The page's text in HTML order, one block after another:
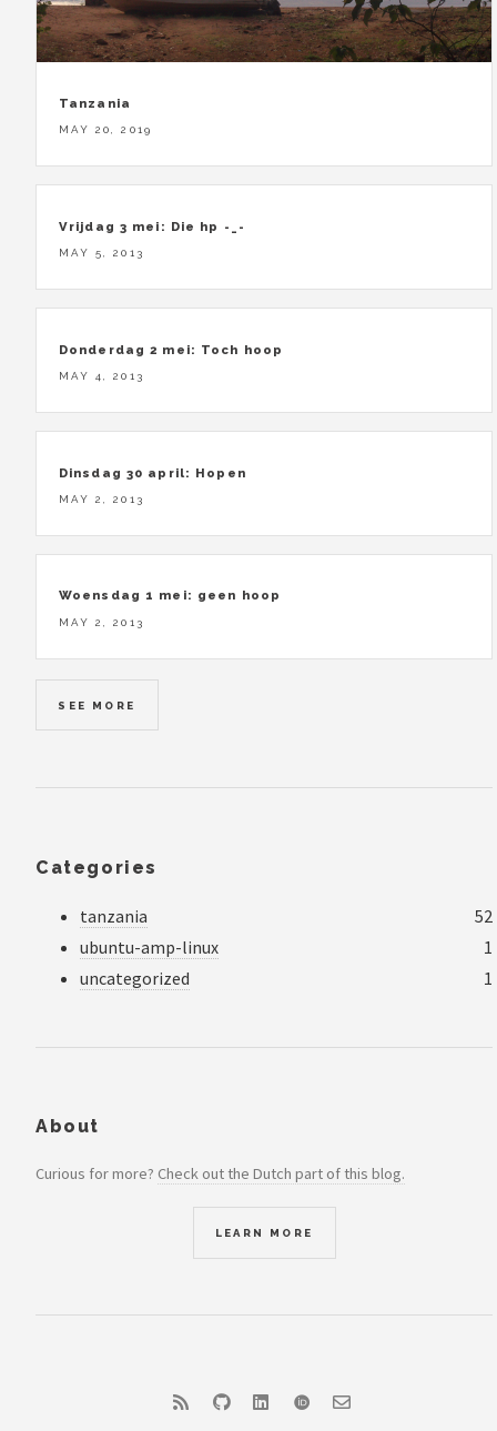
Tanzania
MAY 20, 2019
Vrijdag 3 mei: Die hp -_-
MAY 5, 2013
Donderdag 2 mei: Toch hoop
MAY 4, 2013
Dinsdag 30 april: Hopen
MAY 2, 2013
Woensdag 1 mei: geen hoop
MAY 2, 2013
SEE MORE
Categories
tanzania
52
ubuntu-amp-linux
1
uncategorized
1
About
Curious for more? Check out the Dutch part of this blog.
LEARN MORE